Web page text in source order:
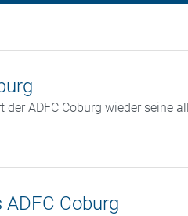
der ADFC Coburg wieder seine
ADFC Coburg